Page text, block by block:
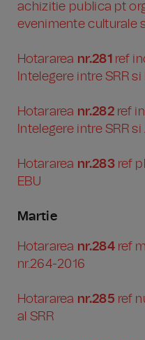
achizitie publica pt
evenimente culturale
Hotararea nr.281 ref
Intelegere intre SRR si
Hotararea nr.282ref
Intelegere intre SRR si
Hotararea nr.283ref
EBU
Martie
Hotararea nr.284ref
nr.264-2016
Hotararea nr.285 ref
al SRR